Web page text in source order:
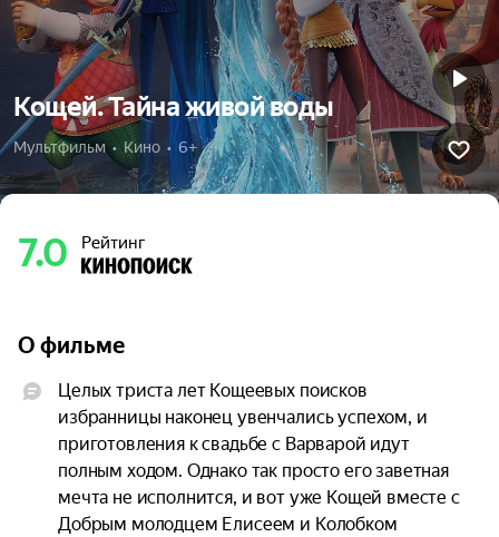
Кощей. Тайна живой воды
Мультфильм  •  Кино  •  6+
7.0 Рейтинг
О фильме
Целых триста лет Кощеевых поисков
избранницы наконец увенчались успехом, и
приготовления к свадьбе с Варварой идут
полным ходом. Однако так просто его заветная
мечта не исполнится, и вот уже Кощей вместе с
Добрым молодцем Елисеем и Колобком